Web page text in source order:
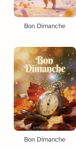
Bon Dimanche
Bon Dimanche